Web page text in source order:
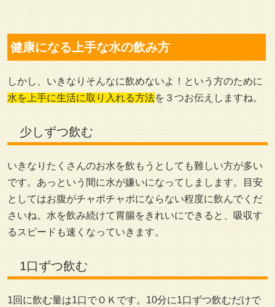
健康になる上手な水の飲み方
しかし、いきなりそんなに飲めないよ！という方のために
水を上手に生活に取り入れる方法を３つお伝えしますね。
少しずつ飲む
いきなりたくさんのお水を飲もうとしても難しい方が多い
です。あっという間に水が嫌いになってしまします。目安
としてはお腹がチャポチャポにならない程度に飲んでくだ
さいね。水を飲み続けて胃腸をきれいにできると、吸収す
るスピードも速くなっていきます。
1口ずつ飲む
1回に飲む量は1口でＯＫです。10分に1口ずつ飲むだけで